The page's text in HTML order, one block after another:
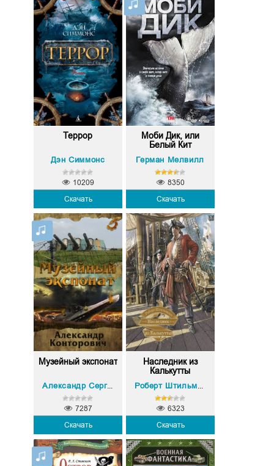
Террор
Дэн Симмонс
Скачать
10209
Моби Дик, или
Белый Кит
Герман Мелвилл
Скачать
8350
Музейный экспонат
Александр Сергеевич Конторович
Скачать
7287
Наследник из
Калькутты
Скачать
6323